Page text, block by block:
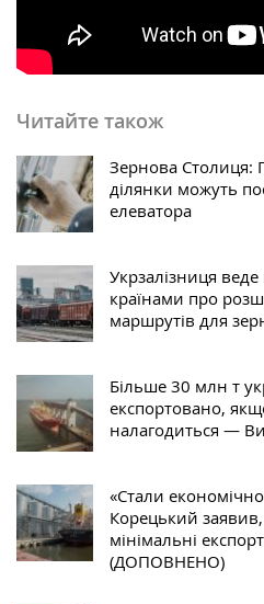
Читайте також
Зернова Столиця:
ділянки можуть
елеватора
Укрзалізниця веде
країнами про
маршрутів для
Більше 30 млн т
експортовано,
налагодиться —
«Стали
Корецький
мінімальні
(ДОПОВНЕНО)